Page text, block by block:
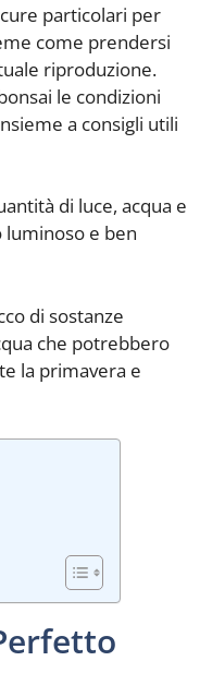
particolari per
come prendersi
riproduzione.
le condizioni
a consigli utili
di luce, acqua e
luminoso e ben
di sostanze
che potrebbero
la primavera e